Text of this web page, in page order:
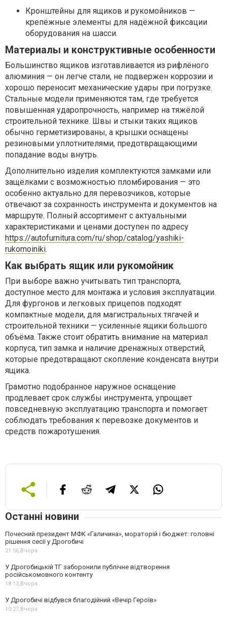
Кронштейны для ящиков и рукомойников —
крепёжные элементы для надёжной фиксации
оборудования на шасси.
Материалы и конструктивные особенности
Большинство ящиков изготавливается из рифлёного
алюминия — он легче стали, не подвержен коррозии и
хорошо переносит механические удары при погрузке.
Стальные модели применяются там, где требуется
повышенная ударопрочность, например на тяжёлой
строительной технике. Швы и стыки таких ящиков
обычно герметизированы, а крышки оснащены
резиновыми уплотнителями, предотвращающими
попадание воды внутрь.
Дополнительно изделия комплектуются замками или
защёлками с возможностью пломбирования — это
особенно актуально для перевозчиков, которые
отвечают за сохранность инструмента и документов на
маршруте. Полный ассортимент с актуальными
характеристиками и ценами доступен по адресу
https://autofurnitura.com/ru/shop/catalog/yashiki-
rukomoiniki.
Как выбрать ящик или рукомойник
При выборе важно учитывать тип транспорта,
доступное место для монтажа и условия эксплуатации.
Для фургонов и легковых прицепов подходят
компактные модели, для магистральных тягачей и
строительной техники — усиленные ящики большого
объёма. Также стоит обратить внимание на материал
корпуса, тип замка и наличие дренажных отверстий,
которые предотвращают скопление конденсата внутри
ящика.
Грамотно подобранное наружное оснащение
продлевает срок службы инструмента, упрощает
повседневную эксплуатацию транспорта и помогает
соблюдать требования к перевозке документов и
средств пожаротушения.
Останні новини
Почесний президент МФК «Галичина», мораторій і бюджет: головні
рішення сесії у Дрогобичі
21:56, Вчора
У Дрогобицькій ТГ заборонили публічне відтворення
російськомовного контенту
18:13, Вчора
У Дрогобичі відбувся благодійний «Вечір Героїв»
10:27, Вчора